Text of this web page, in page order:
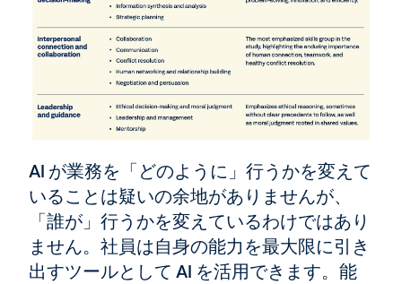
AI が業務を「どのように」行うかを変えて
いることは疑いの余地がありませんが、
「誰が」行うかを変えているわけではあり
ません。社員は自身の能力を最大限に引き
出すツールとして AI を活用できます。能